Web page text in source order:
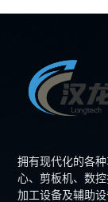
拥有现代化的各
心、剪板机、数
加工设备及辅助